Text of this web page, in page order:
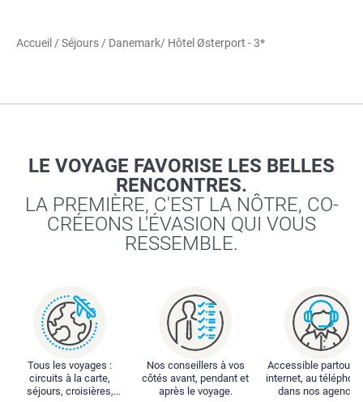
Accueil /Séjours / Danemark/ Hôtel Østerport - 3*
LE VOYAGE FAVORISE LES BELLES
RENCONTRES.
LA PREMIÈRE, C'EST LA NÔTRE, CO-
CRÉEONS L'ÉVASION QUI VOUS
RESSEMBLE.
Tous les voyages :
circuits à la carte,
séjours, croisières,
Nos conseillers à vos
côtés avant, pendant et
après le voyage.
Accessible partout :
internet, au
dans nos